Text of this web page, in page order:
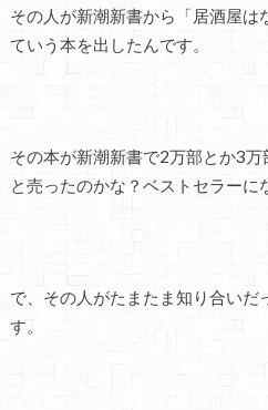
その人が新潮新書から「居酒屋は
ていう本を出したんです。
その本が新潮新書で2万部とか3
と売ったのかな？ベストセラーに
で、その人がたまたま知り合いだ
す。